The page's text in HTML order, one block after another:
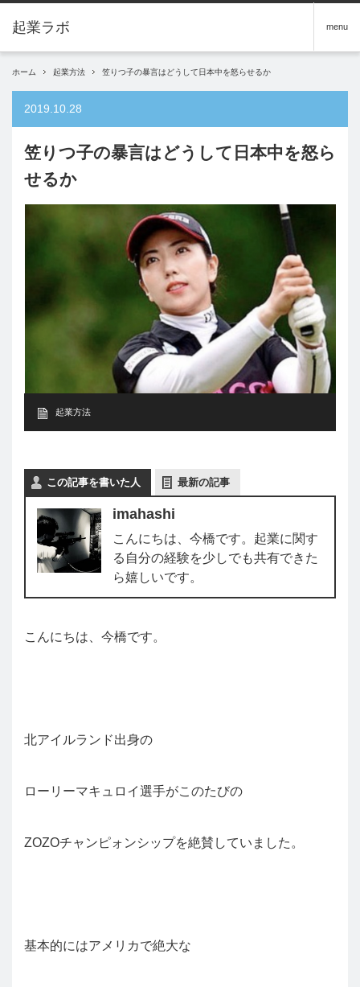
menu
ホーム 起業方法 笠りつ子の暴言はどうして日本中を怒らせるか
2019.10.28
笠りつ子の暴言はどうして日本中を怒ら
せるか
起業方法
この記事を書いた人 最新の記事
imahashi
こんにちは、今橋です。起業に関す
る自分の経験を少しでも共有できた
ら嬉しいです。
こんにちは、今橋です。
北アイルランド出身の
ローリーマキュロイ選手がこのたびの
ZOZOチャンピォンシップを絶賛していました。
基本的にはアメリカで絶大な